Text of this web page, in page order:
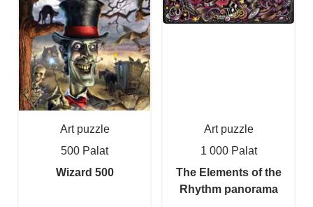
Art puzzle
500 Palat
Wizard 500
Art puzzle
1 000 Palat
The Elements of the
Rhythm panorama